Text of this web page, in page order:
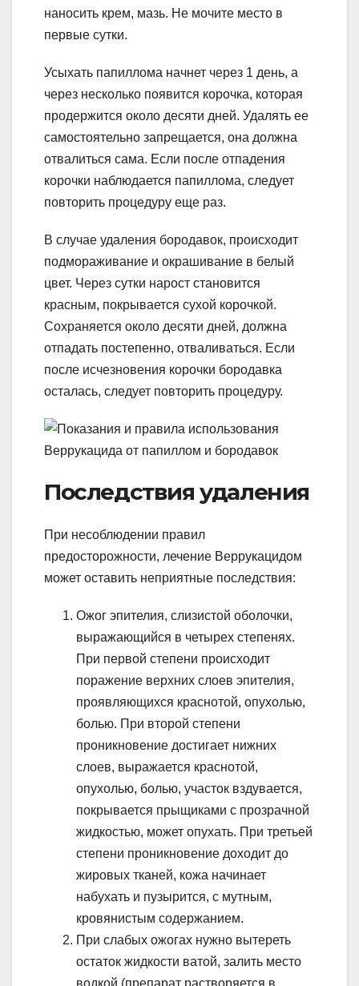
наносить крем, мазь. Не мочите место в
первые сутки.
Усыхать папиллома начнет через 1 день, а
через несколько появится корочка, которая
продержится около десяти дней. Удалять ее
самостоятельно запрещается, она должна
отвалиться сама. Если после отпадения
корочки наблюдается папиллома, следует
повторить процедуру еще раз.
В случае удаления бородавок, происходит
подмораживание и окрашивание в белый
цвет. Через сутки нарост становится
красным, покрывается сухой корочкой.
Сохраняется около десяти дней, должна
отпадать постепенно, отваливаться. Если
после исчезновения корочки бородавка
осталась, следует повторить процедуру.
Последствия удаления
При несоблюдении правил
предосторожности, лечение Веррукацидом
может оставить неприятные последствия:
Ожог эпителия, слизистой оболочки,
выражающийся в четырех степенях.
При первой степени происходит
поражение верхних слоев эпителия,
проявляющихся краснотой, опухолью,
болью. При второй степени
проникновение достигает нижних
слоев, выражается краснотой,
опухолью, болью, участок вздувается,
покрывается прыщиками с прозрачной
жидкостью, может опухать. При третьей
степени проникновение доходит до
жировых тканей, кожа начинает
набухать и пузырится, с мутным,
кровянистым содержанием.
При слабых ожогах нужно вытереть
остаток жидкости ватой, залить место